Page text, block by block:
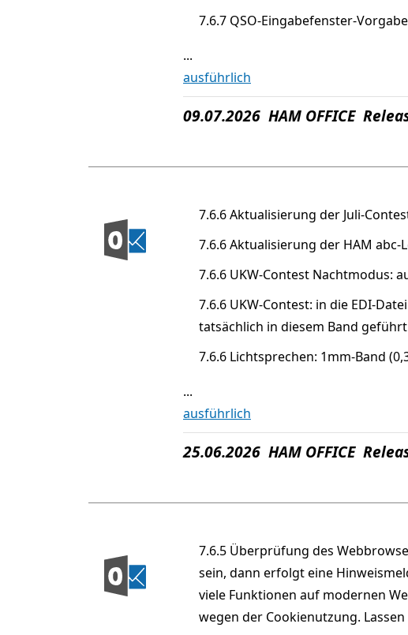
7.6.7 QSO-Eingabefenster-Vorgabe
...
ausführlich
09.07.2026 HAM OFFICE
7.6.6 Aktualisierung der Juli-
7.6.6 Aktualisierung der HAM abc-
7.6.6 UKW-Contest Nachtmodus:
7.6.6 UKW-Contest: in die EDI-
tatsächlich in diesem Band
7.6.6 Lichtsprechen: 1mm-Band
...
ausführlich
25.06.2026 HAM OFFICE
7.6.5 Überprüfung des
sein, dann erfolgt eine
viele Funktionen auf modernen
wegen der Cookienutzung. Lassen